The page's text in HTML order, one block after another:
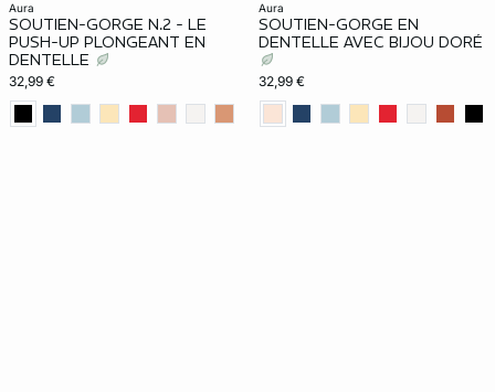
aura
SOUTIEN-GORGE N.2 - LE
PUSH-UP PLONGEANT EN
DENTELLE
32,99 €
aura
SOUTIEN-GORGE EN
DENTELLE AVEC BIJOU DORÉ
32,99 €